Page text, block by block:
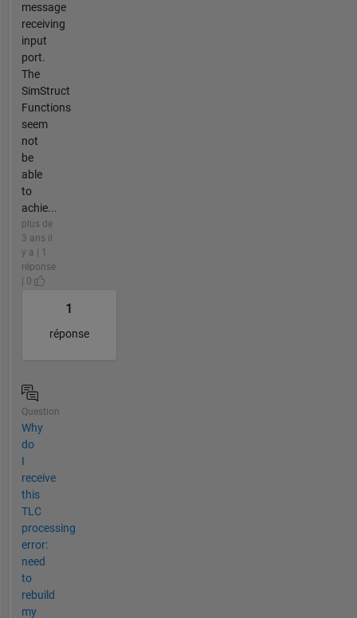
message
receiving
input
port.
The
SimStruct
Functions
seem
not
be
able
to
achie...
plus de
3 ans il
y a | 1
réponse
| 0
1
réponse
Question
Why
do
I
receive
this
TLC
processing
error:
need
to
rebuild
my